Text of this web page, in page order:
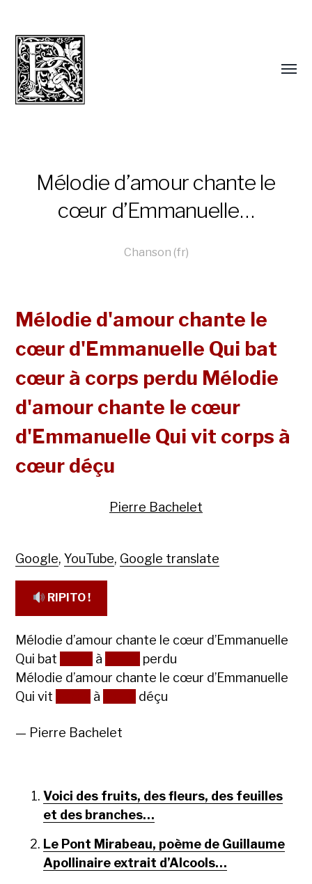
Mélodie d’amour chante le
cœur d’Emmanuelle…
Chanson (fr)
Mélodie d'amour chante le
cœur d'Emmanuelle Qui bat
cœur à corps perdu Mélodie
d'amour chante le cœur
d'Emmanuelle Qui vit corps à
cœur déçu
Pierre Bachelet
Google,YouTube, Google translate
RIPITO !
Mélodie d’amour chante le cœur d’Emmanuelle
Qui bat
à
perdu
Mélodie d’amour chante le cœur d’Emmanuelle
Qui vit
à déçu
— Pierre Bachelet
Voici des fruits, des fleurs, des feuilles
et des branches…
Le Pont Mirabeau, poème de Guillaume
Apollinaire extrait d’Alcools…